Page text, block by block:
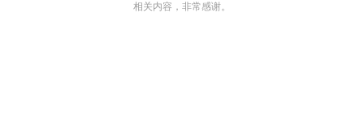
相关内容，非常感谢。